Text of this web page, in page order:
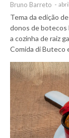
Bruno Barreto -
Tema da edição
donos de botecos
a cozinha de raiz
Comida di Buteco